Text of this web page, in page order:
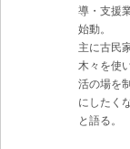
導・支援
始動。
主に古民
木々を使
活の場を
にしたく
と語る。